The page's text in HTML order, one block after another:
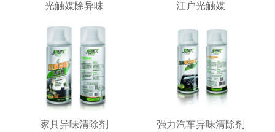
光触媒除异味 江户光触媒
家具异味清除剂 强力汽车异味清除剂